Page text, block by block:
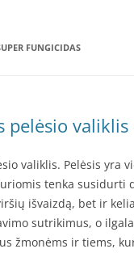
FUNGICIDAS
pelėsio
valiklis. Pelėsis yra
tenka susidurti
išvaizdą, bet ir
sutrikimus, o
žmonėms ir tiems,